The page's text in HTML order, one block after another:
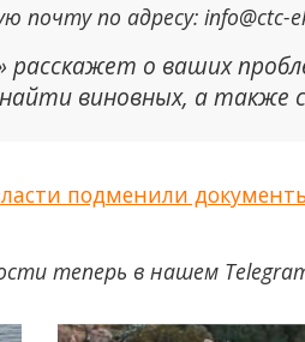
почту по адресу: info@ctc-
расскажет о ваших
виновных, а также
подменили
теперь в нашем